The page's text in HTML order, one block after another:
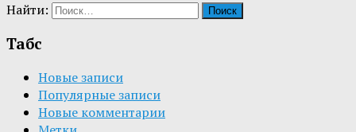
Найти:
Табс
Новые записи
Популярные записи
Новые комментарии